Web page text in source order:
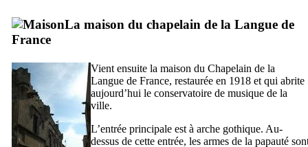
La maison du chapelain de la Langue de
France
Vient ensuite la maison du Chapelain de la
Langue de France, restaurée en 1918 et qui abrite
aujourd’hui le conservatoire de musique de la
ville.
L’entrée principale est à arche gothique. Au-
dessus de cette entrée, les armes de la papauté